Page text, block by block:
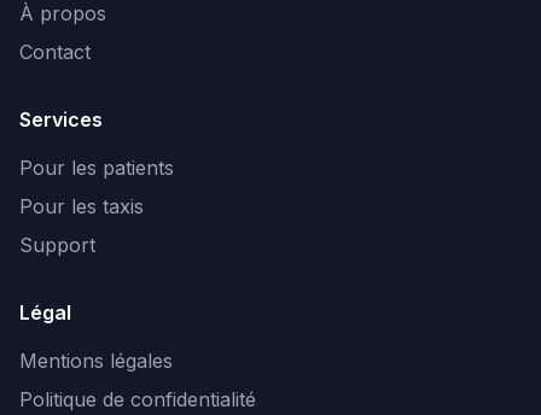
À propos
Contact
Services
Pour les patients
Pour les taxis
Support
Légal
Mentions légales
Politique de confidentialité